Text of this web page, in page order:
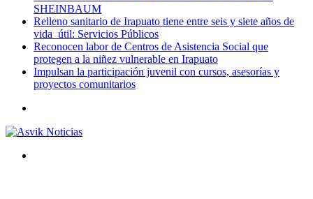
SHEINBAUM
Relleno sanitario de Irapuato tiene entre seis y siete años de
vida útil: Servicios Públicos
Reconocen labor de Centros de Asistencia Social que
protegen a la niñez vulnerable en Irapuato
Impulsan la participación juvenil con cursos, asesorías y
proyectos comunitarios